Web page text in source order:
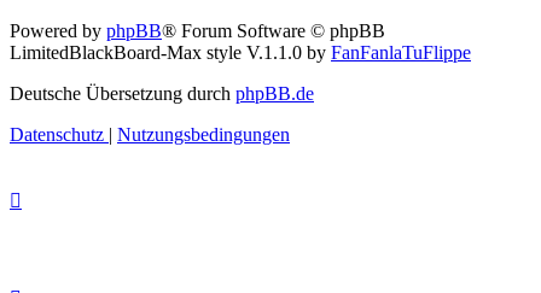
Powered by phpBB® Forum Software © phpBB
LimitedBlackBoard-Max style V.1.1.0 by FanFanlaTuFlippe
Deutsche Übersetzung durch phpBB.de
Datenschutz | Nutzungsbedingungen